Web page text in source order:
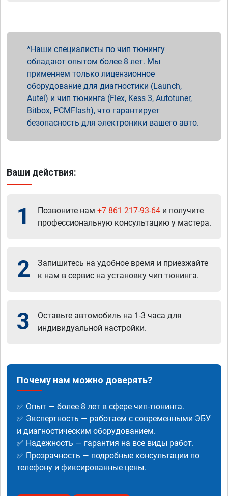
Наши специалисты по чип тюнингу
обладают опытом более 8 лет. Мы
применяем только лицензионное
оборудование для диагностики (Launch,
Autel) и чип тюнинга (Flex, Kess 3, Autotuner,
Bitbox, PCMFlash), что гарантирует
безопасность для электроники вашего авто.
Ваши действия:
1 Позвоните нам +7 861 217-93-64 и получите
профессиональную консультацию у мастера.
2
Запишитесь на удобное время и приезжайте
к нам в сервис на установку чип тюнинга.
3
Оставьте автомобиль на 1-3 часа для
индивидуальной настройки.
Почему нам можно доверять?
✅ Опыт — более 8 лет в сфере чип-тюнинга.
✅ Экспертность — работаем с современными ЭБУ
и диагностическим оборудованием.
✅ Надежность — гарантия на все виды работ.
✅ Прозрачность — подробные консультации по
телефону и фиксированные цены.